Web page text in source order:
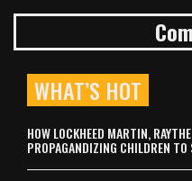
WHAT’S HOT
HOW LOCKHEED MARTIN,
PROPAGANDIZING CHILDREN